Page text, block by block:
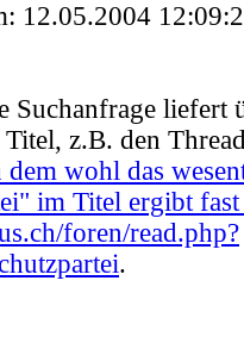
12.05.2004
Suchanfrage liefert
z.B. den
wohl das
im Titel ergibt
foren/read.php?
.